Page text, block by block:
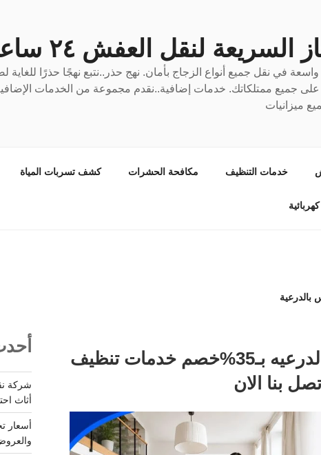
لنقل العفش ٢٤ ساعه
في نقل جميع أنواع الزجاج بأمان. نهج حذر..نتبع نهجًا حذرًا
على جميع ممتلكاتك. خدمات إضافية..نقدم مجموعة من الخدمات
ميزانيات
خدمات التنظيف مكافحة الحشرات كشف تسربات المياة
شركة تنظيف بالدرعيه بـ35%خصم خدمات تنظيف
أثاث
والعروض